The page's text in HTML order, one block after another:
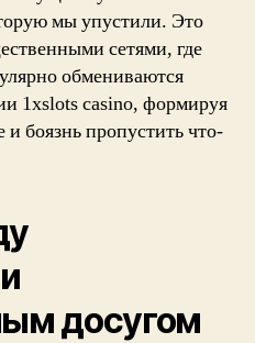
мы упустили. Это
сетями, где
обмениваются
1xslots casino, формируя
боязнь пропустить что-
досугом